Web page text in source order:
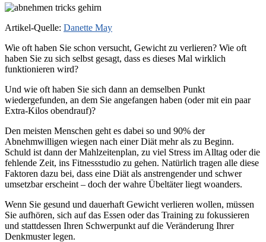
Artikel-Quelle: Danette May
Wie oft haben Sie schon versucht, Gewicht zu verlieren? Wie oft
haben Sie zu sich selbst gesagt, dass es dieses Mal wirklich
funktionieren wird?
Und wie oft haben Sie sich dann an demselben Punkt
wiedergefunden, an dem Sie angefangen haben (oder mit ein paar
Extra-Kilos obendrauf)?
Den meisten Menschen geht es dabei so und 90% der
Abnehmwilligen wiegen nach einer Diät mehr als zu Beginn.
Schuld ist dann der Mahlzeitenplan, zu viel Stress im Alltag oder die
fehlende Zeit, ins Fitnessstudio zu gehen. Natürlich tragen alle diese
Faktoren dazu bei, dass eine Diät als anstrengender und schwer
umsetzbar erscheint – doch der wahre Übeltäter liegt woanders.
Wenn Sie gesund und dauerhaft Gewicht verlieren wollen, müssen
Sie aufhören, sich auf das Essen oder das Training zu fokussieren
und stattdessen Ihren Schwerpunkt auf die Veränderung Ihrer
Denkmuster legen.